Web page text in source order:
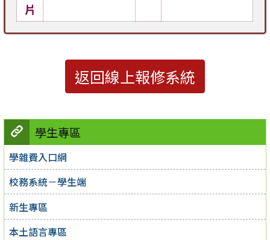
學生專區
學雜費入口網
校務系統－學生端
新生專區
本土語言專區
片
返回線上報修系統